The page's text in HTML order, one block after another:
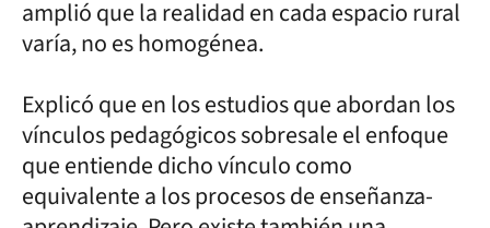
amplió que la realidad en cada espacio rural
varía, no es homogénea.
Explicó que en los estudios que abordan los
vínculos pedagógicos sobresale el enfoque
que entiende dicho vínculo como
equivalente a los procesos de enseñanza-